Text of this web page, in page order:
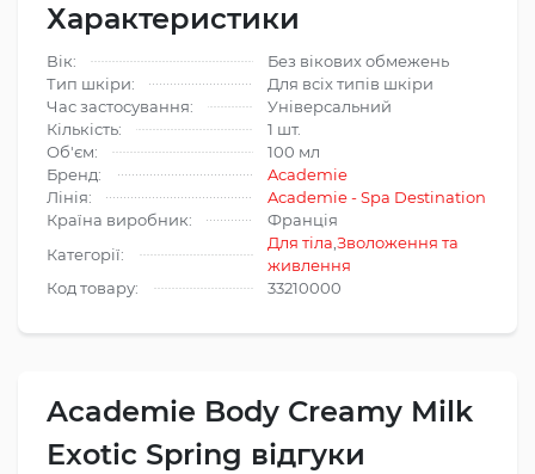
Характеристики
Вік:
Без вікових обмежень
Тип шкіри:
Для всіх типів шкіри
Час застосування:
Універсальний
Кількість:
1 шт.
Об'єм:
100 мл
Бренд:
Academie
Лінія:
Academie - Spa Destination
Країна виробник:
Франція
Категорії:
Для тіла,Зволоження та
живлення
Код товару:
33210000
Academie Body Creamy Milk
Exotic Spring відгуки